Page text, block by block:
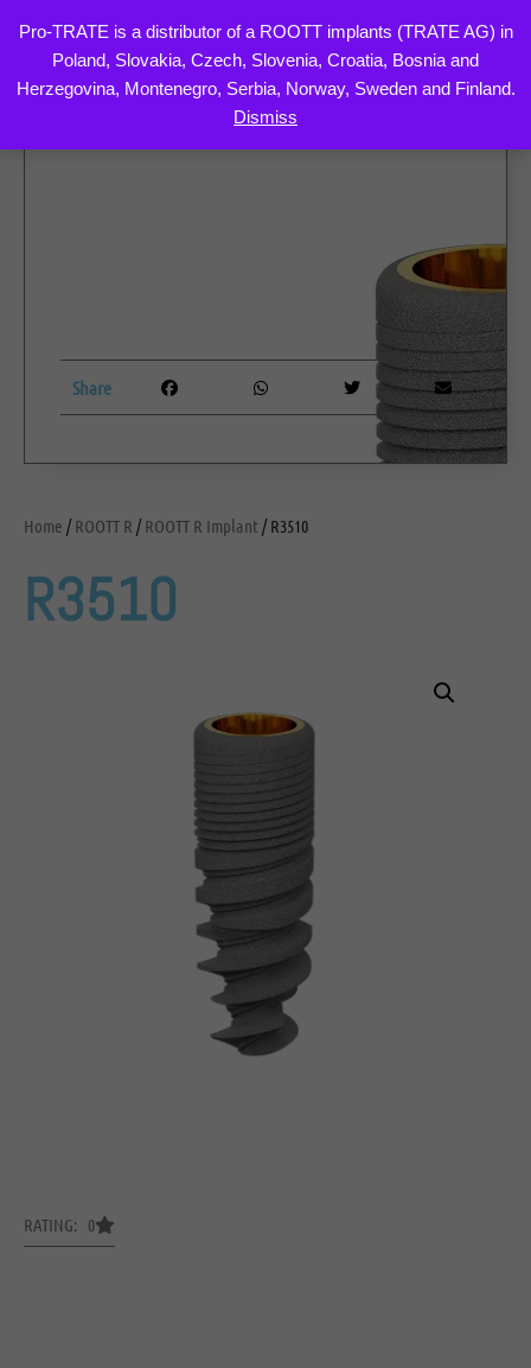
Pro-TRATE is a distributor of a ROOTT implants (TRATE AG) in
Poland, Slovakia, Czech, Slovenia, Croatia, Bosnia and
Herzegovina, Montenegro, Serbia, Norway, Sweden and Finland.
Dismiss
to
Home /ROOTT R /ROOTT R Implant / R3510
R3510
RATING: 0
Share